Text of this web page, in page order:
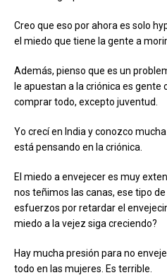
Creo que eso por ahora es solo
el miedo que tiene la gente a morir.
Además, pienso que es un
le apuestan a la criónica es gente
comprar todo, excepto juventud.
Yo crecí en India y conozco
está pensando en la criónica.
El miedo a envejecer es muy
nos teñimos las canas, ese tipo
esfuerzos por retardar el
miedo a la vejez siga creciendo?
Hay mucha presión para no
todo en las mujeres. Es terrible.